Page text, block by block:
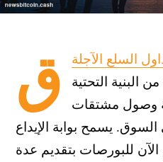
ق
التحتية
وصول مشتقات
يسمح بوابة الإيداع
الآن للبورصات بتقديم عدة